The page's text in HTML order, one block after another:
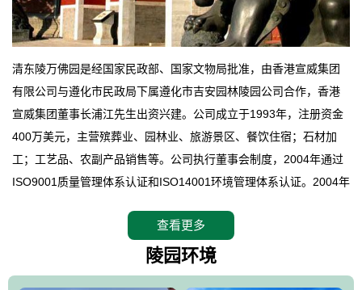
清东陵万佛园是经国家民政部、国家文物局批准，由香港宣威集团
有限公司与遵化市民政局下属遵化市吉安园林陵园公司合作，香港
宣威集团董事长浦江先生出资兴建。公司成立于1993年，注册资金
400万美元，主营殡葬业、园林业、旅游景区、餐饮住宿；石材加
工；工艺品、农副产品销售等。公司执行董事会制度，2004年通过
ISO9001质量管理体系认证和ISO14001环境管理体系认证。2004年
拥有4A级旅游区头衔的花园式陵园，园内建有四星级酒店一座。
万佛园位于遵化市境内，座落在世界文化遗产清东陵地形墙内，地
形绝佳，地理位置优越，交通便利。公司以“建设全国顶级人生后花
查看更多
陵园环境